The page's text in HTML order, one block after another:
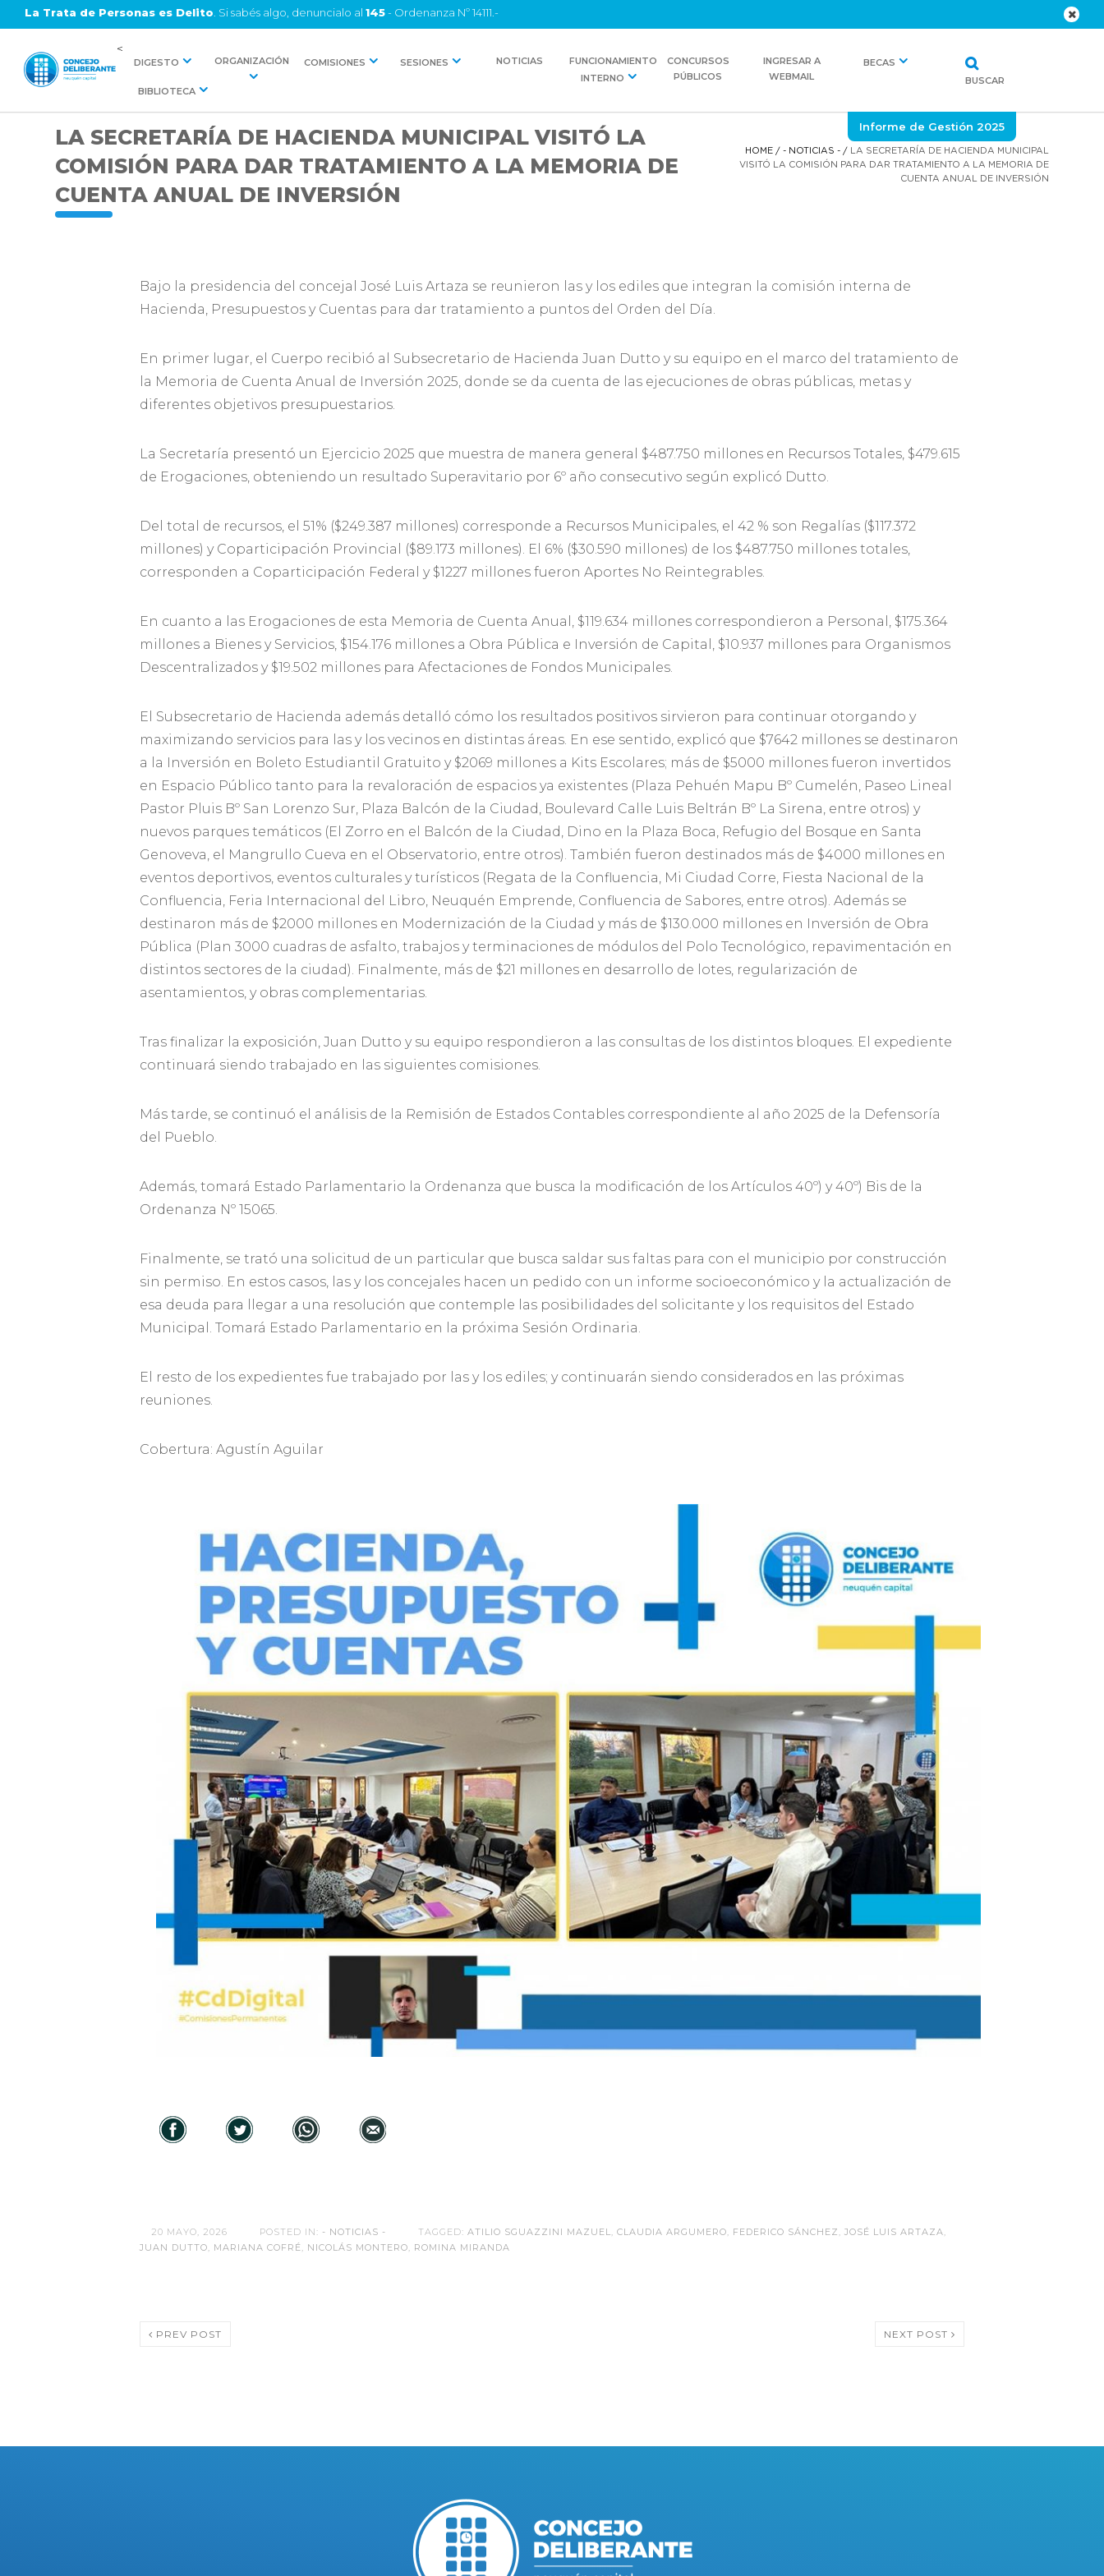
La Trata de Personas es Delito . Si sabés algo, denuncialo al 145- Ordenanza Nº 14111.-
<
DIGESTO ORGANIZACIÓN COMISIONES SESIONES NOTICIAS
FUNCIONAMIENTO
INTERNO
CONCURSOS
PÚBLICOS
INGRESAR A
WEBMAIL
BECAS
BIBLIOTECA
BUSCAR
Informe de Gestión 2025
LA SECRETARÍA DE HACIENDA MUNICIPAL VISITÓ LA
COMISIÓN PARA DAR TRATAMIENTO A LA MEMORIA DE
CUENTA ANUAL DE INVERSIÓN
HOME/ - NOTICIAS -/
LA SECRETARÍA DE HACIENDA MUNICIPAL
VISITÓ LA COMISIÓN PARA DAR TRATAMIENTO A LA MEMORIA DE
CUENTA ANUAL DE INVERSIÓN
Bajo la presidencia del concejal José Luis Artaza se reunieron las y los ediles que integran la comisión interna de
Hacienda, Presupuestos y Cuentas para dar tratamiento a puntos del Orden del Día.
En primer lugar, el Cuerpo recibió al Subsecretario de Hacienda Juan Dutto y su equipo en el marco del tratamiento de
la Memoria de Cuenta Anual de Inversión 2025, donde se da cuenta de las ejecuciones de obras públicas, metas y
diferentes objetivos presupuestarios.
La Secretaría presentó un Ejercicio 2025 que muestra de manera general $487.750 millones en Recursos Totales, $479.615
de Erogaciones, obteniendo un resultado Superavitario por 6º año consecutivo según explicó Dutto.
Del total de recursos, el 51% ($249.387 millones) corresponde a Recursos Municipales, el 42 % son Regalías ($117.372
millones) y Coparticipación Provincial ($89.173 millones). El 6% ($30.590 millones) de los $487.750 millones totales,
corresponden a Coparticipación Federal y $1227 millones fueron Aportes No Reintegrables.
En cuanto a las Erogaciones de esta Memoria de Cuenta Anual, $119.634 millones correspondieron a Personal, $175.364
millones a Bienes y Servicios, $154.176 millones a Obra Pública e Inversión de Capital, $10.937 millones para Organismos
Descentralizados y $19.502 millones para Afectaciones de Fondos Municipales.
El Subsecretario de Hacienda además detalló cómo los resultados positivos sirvieron para continuar otorgando y
maximizando servicios para las y los vecinos en distintas áreas. En ese sentido, explicó que $7642 millones se destinaron
a la Inversión en Boleto Estudiantil Gratuito y $2069 millones a Kits Escolares; más de $5000 millones fueron invertidos
en Espacio Público tanto para la revaloración de espacios ya existentes (Plaza Pehuén Mapu Bº Cumelén, Paseo Lineal
Pastor Pluis Bº San Lorenzo Sur, Plaza Balcón de la Ciudad, Boulevard Calle Luis Beltrán Bº La Sirena, entre otros) y
nuevos parques temáticos (El Zorro en el Balcón de la Ciudad, Dino en la Plaza Boca, Refugio del Bosque en Santa
Genoveva, el Mangrullo Cueva en el Observatorio, entre otros). También fueron destinados más de $4000 millones en
eventos deportivos, eventos culturales y turísticos (Regata de la Confluencia, Mi Ciudad Corre, Fiesta Nacional de la
Confluencia, Feria Internacional del Libro, Neuquén Emprende, Confluencia de Sabores, entre otros). Además se
destinaron más de $2000 millones en Modernización de la Ciudad y más de $130.000 millones en Inversión de Obra
Pública (Plan 3000 cuadras de asfalto, trabajos y terminaciones de módulos del Polo Tecnológico, repavimentación en
distintos sectores de la ciudad). Finalmente, más de $21 millones en desarrollo de lotes, regularización de
asentamientos, y obras complementarias.
Tras finalizar la exposición, Juan Dutto y su equipo respondieron a las consultas de los distintos bloques. El expediente
continuará siendo trabajado en las siguientes comisiones.
Más tarde, se continuó el análisis de la Remisión de Estados Contables correspondiente al año 2025 de la Defensoría
del Pueblo.
Además, tomará Estado Parlamentario la Ordenanza que busca la modificación de los Artículos 40º) y 40º) Bis de la
Ordenanza Nº 15065.
Finalmente, se trató una solicitud de un particular que busca saldar sus faltas para con el municipio por construcción
sin permiso. En estos casos, las y los concejales hacen un pedido con un informe socioeconómico y la actualización de
esa deuda para llegar a una resolución que contemple las posibilidades del solicitante y los requisitos del Estado
Municipal. Tomará Estado Parlamentario en la próxima Sesión Ordinaria.
El resto de los expedientes fue trabajado por las y los ediles; y continuarán siendo considerados en las próximas
reuniones.
Cobertura: Agustín Aguilar
20 MAYO, 2026 POSTED IN: - NOTICIAS - TAGGED:ATILIO SGUAZZINI MAZUEL,CLAUDIA ARGUMERO, FEDERICO SÁNCHEZ ,JOSÉ LUIS ARTAZA,
JUAN DUTTO, MARIANA COFRÉ, NICOLÁS MONTERO, ROMINA MIRANDA
PREV POST NEXT POST